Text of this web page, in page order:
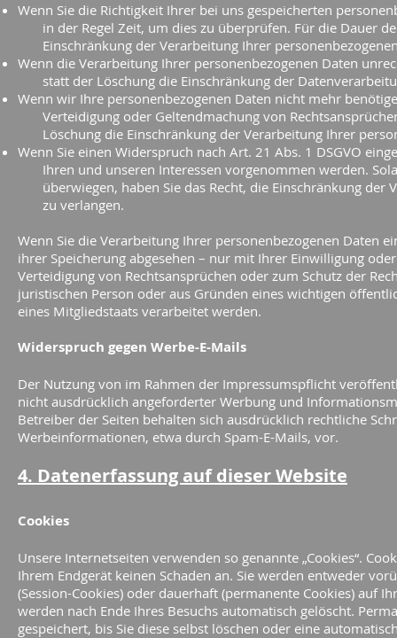
Wenn Sie die Richtigkeit Ihrer bei uns gespeicherten
in der Regel Zeit, um dies zu überprüfen. Für die Dauer
Einschränkung der Verarbeitung Ihrer
Wenn die Verarbeitung Ihrer personenbezogenen Daten
statt der Löschung die Einschränkung der
Wenn wir Ihre personenbezogenen Daten nicht mehr
Verteidigung oder Geltendmachung von
Löschung die Einschränkung der Verarbeitung Ihrer
Wenn Sie einen Widerspruch nach Art. 21 Abs. 1 DSGVO
Ihren und unseren Interessen vorgenommen werden.
überwiegen, haben Sie das Recht, die Einschränkung der
zu verlangen.
Wenn Sie die Verarbeitung Ihrer personenbezogenen Daten
ihrer Speicherung abgesehen – nur mit Ihrer Einwilligung
Verteidigung von Rechtsansprüchen oder zum Schutz der
juristischen Person oder aus Gründen eines wichtigen
eines Mitgliedstaats verarbeitet werden.
Widerspruch gegen Werbe-E-Mails
Der Nutzung von im Rahmen der Impressumspflicht
nicht ausdrücklich angeforderter Werbung und
Betreiber der Seiten behalten sich ausdrücklich rechtliche
Werbeinformationen, etwa durch Spam-E-Mails, vor.
4. Datenerfassung auf dieser Website
Cookies
Unsere Internetseiten verwenden so genannte „Cookies“.
Ihrem Endgerät keinen Schaden an. Sie werden entweder
(Session-Cookies) oder dauerhaft (permanente Cookies) auf
werden nach Ende Ihres Besuchs automatisch gelöscht.
gespeichert, bis Sie diese selbst löschen oder eine